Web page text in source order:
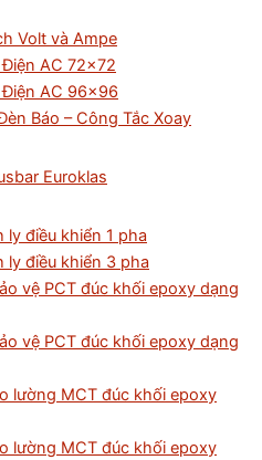
Volt và Ampe
AC 72×72
AC 96×96
Báo – Công Tắc Xoay
Euroklas
ly điều khiển 1 pha
ly điều khiển 3 pha
vệ PCT đúc khối epoxy dạng
vệ PCT đúc khối epoxy dạng
lường MCT đúc khối epoxy
lường MCT đúc khối epoxy